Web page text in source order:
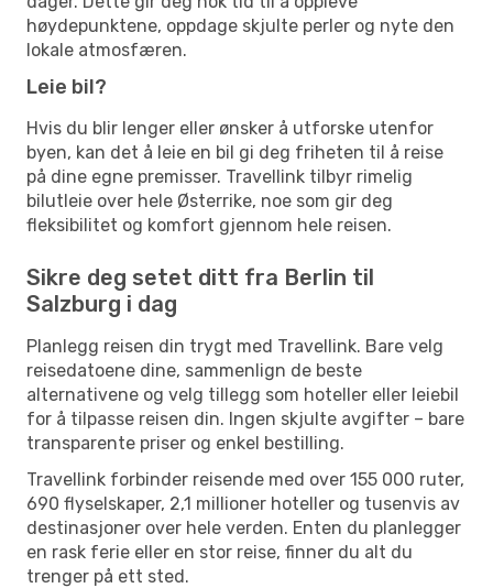
høydepunktene, oppdage skjulte perler og nyte den
lokale atmosfæren.
Leie bil?
Hvis du blir lenger eller ønsker å utforske utenfor
byen, kan det å leie en bil gi deg friheten til å reise
på dine egne premisser. Travellink tilbyr rimelig
bilutleie over hele Østerrike, noe som gir deg
fleksibilitet og komfort gjennom hele reisen.
Sikre deg setet ditt fra Berlin til
Salzburg i dag
Planlegg reisen din trygt med Travellink. Bare velg
reisedatoene dine, sammenlign de beste
alternativene og velg tillegg som hoteller eller leiebil
for å tilpasse reisen din. Ingen skjulte avgifter – bare
transparente priser og enkel bestilling.
Travellink forbinder reisende med over 155 000 ruter,
690 flyselskaper, 2,1 millioner hoteller og tusenvis av
destinasjoner over hele verden. Enten du planlegger
en rask ferie eller en stor reise, finner du alt du
trenger på ett sted.